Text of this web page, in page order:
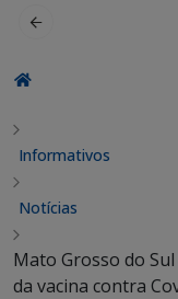
Informativos
Notícias
Mato Grosso do
da vacina contra